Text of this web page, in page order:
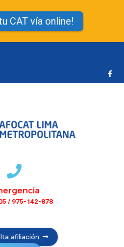
/ 975-142-878
afiliación
CAT vía online!